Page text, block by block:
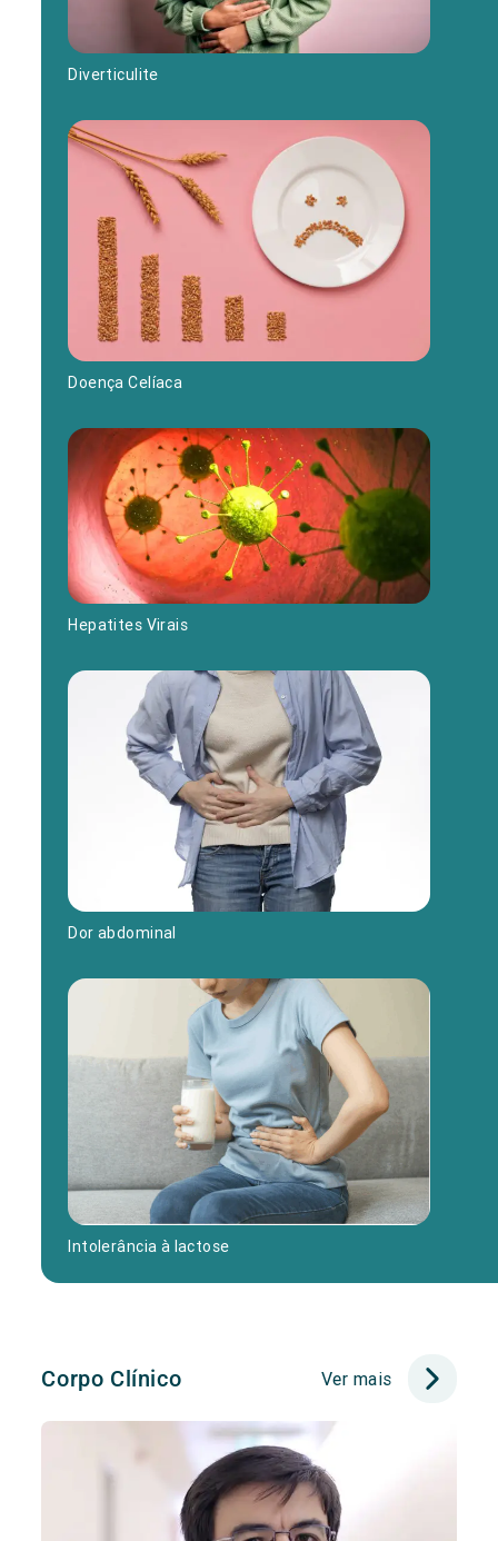
Diverticulite
Doença Celíaca
Hepatites Virais
Dor abdominal
Intolerância à lactose
Corpo Clínico Ver mais